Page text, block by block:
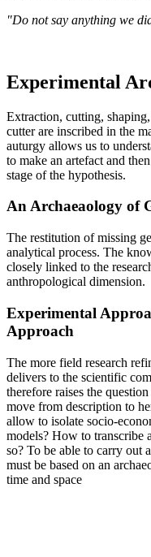
"Do not say anything we
Experimental
Extraction, cutting,
cutter are inscribed in the
auturgy allows us to
to make an artefact and
stage of the hypothesis.
An Archaeaology of
The restitution of missing
analytical process. The
closely linked to the
anthropological dimension.
Experimental
Approach
The more field research
delivers to the scientific
therefore raises the
move from description to
allow to isolate socio-
models? How to transcribe
so? To be able to carry out
must be based on an
time and space